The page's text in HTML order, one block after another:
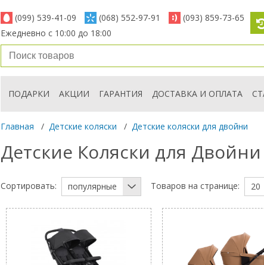
(099) 539-41-09 (068) 552-97-91
(093) 859-73-65
Ежедневно с 10:00 до 18:00
ПОДАРКИ АКЦИИ ГАРАНТИЯ ДОСТАВКА И ОПЛАТА
Главная / Детские коляски / Детские коляски для двойни
Детские Коляски для
Сортировать: популярные Товаров на странице: 20